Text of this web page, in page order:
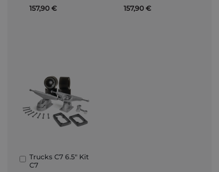
157,90 € 157,90 €
Trucks C7 6.5" Kit
C7
Añadir
al